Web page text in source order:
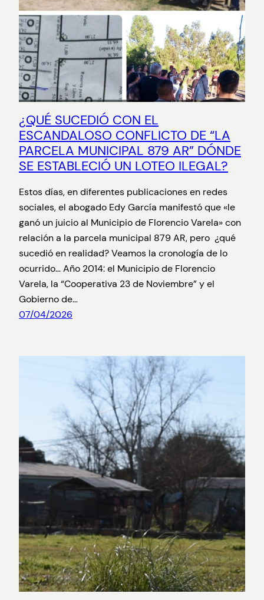
¿QUÉ SUCEDIÓ CON EL
ESCANDALOSO CONFLICTO DE “LA
PARCELA MUNICIPAL 879 AR” DÓNDE
SE ESTABLECIÓ UN LOTEO ILEGAL?
Estos días, en diferentes publicaciones en redes
sociales, el abogado Edy García manifestó que «le
ganó un juicio al Municipio de Florencio Varela» con
relación a la parcela municipal 879 AR, pero ¿qué
sucedió en realidad? Veamos la cronología de lo
ocurrido… Año 2014: el Municipio de Florencio
Varela, la “Cooperativa 23 de Noviembre” y el
Gobierno de…
07/04/2026